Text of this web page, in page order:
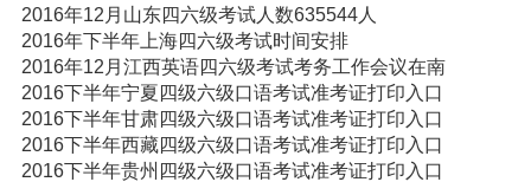
2016年12月山东四六级考试人数635544人
2016年下半年上海四六级考试时间安排
2016年12月江西英语四六级考试考务工作会议在南
2016下半年宁夏四级六级口语考试准考证打印入口
2016下半年甘肃四级六级口语考试准考证打印入口
2016下半年西藏四级六级口语考试准考证打印入口
2016下半年贵州四级六级口语考试准考证打印入口